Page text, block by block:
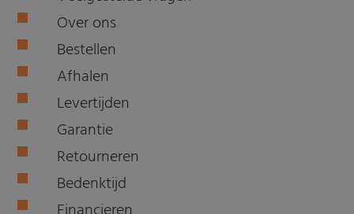
Over ons
Bestellen
Afhalen
Levertijden
Garantie
Retourneren
Bedenktijd